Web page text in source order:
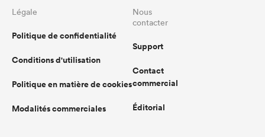
Légale
Politique de confidentialité
Conditions d'utilisation
Politique en matière de cookies
Modalités commerciales
Nous
contacter
Support
Contact
commercial
Éditorial